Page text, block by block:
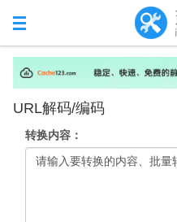
URL解码/编码
转换内容：